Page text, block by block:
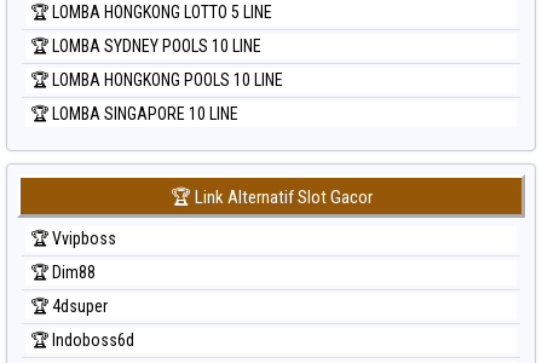
🏆 LOMBA HONGKONG LOTTO 5 LINE
🏆 LOMBA SYDNEY POOLS 10 LINE
🏆 LOMBA HONGKONG POOLS 10 LINE
🏆 LOMBA SINGAPORE 10 LINE
🏆 Link Alternatif Slot Gacor
🏆 Vvipboss
🏆 Dim88
🏆 4dsuper
🏆 Indoboss6d